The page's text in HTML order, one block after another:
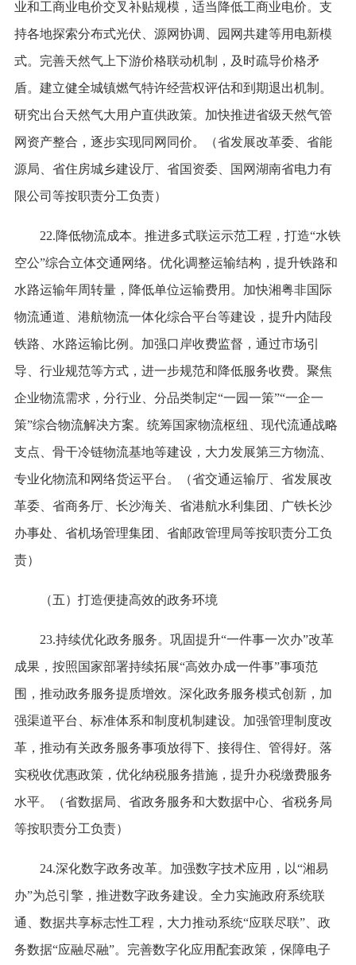
业和工商业电价交叉补贴规模，适当降低工商业电价。支
持各地探索分布式光伏、源网协调、园网共建等用电新模
式。完善天然气上下游价格联动机制，及时疏导价格矛
盾。建立健全城镇燃气特许经营权评估和到期退出机制。
研究出台天然气大用户直供政策。加快推进省级天然气管
网资产整合，逐步实现同网同价。（省发展改革委、省能
源局、省住房城乡建设厅、省国资委、国网湖南省电力有
限公司等按职责分工负责）
22.降低物流成本。推进多式联运示范工程，打造“水铁
空公”综合立体交通网络。优化调整运输结构，提升铁路和
水路运输年周转量，降低单位运输费用。加快湘粤非国际
物流通道、港航物流一体化综合平台等建设，提升内陆段
铁路、水路运输比例。加强口岸收费监督，通过市场引
导、行业规范等方式，进一步规范和降低服务收费。聚焦
企业物流需求，分行业、分品类制定“一园一策”“一企一
策”综合物流解决方案。统筹国家物流枢纽、现代流通战略
支点、骨干冷链物流基地等建设，大力发展第三方物流、
专业化物流和网络货运平台。（省交通运输厅、省发展改
革委、省商务厅、长沙海关、省港航水利集团、广铁长沙
办事处、省机场管理集团、省邮政管理局等按职责分工负
责）
（五）打造便捷高效的政务环境
23.持续优化政务服务。巩固提升“一件事一次办”改革
成果，按照国家部署持续拓展“高效办成一件事”事项范
围，推动政务服务提质增效。深化政务服务模式创新，加
强渠道平台、标准体系和制度机制建设。加强管理制度改
革，推动有关政务服务事项放得下、接得住、管得好。落
实税收优惠政策，优化纳税服务措施，提升办税缴费服务
水平。（省数据局、省政务服务和大数据中心、省税务局
等按职责分工负责）
24.深化数字政务改革。加强数字技术应用，以“湘易
办”为总引擎，推进数字政务建设。全力实施政府系统联
通、数据共享标志性工程，大力推动系统“应联尽联”、政
务数据“应融尽融”。完善数字化应用配套政策，保障电子